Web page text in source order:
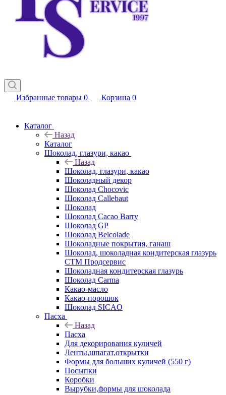
Избранные товары 0 Корзина 0
Каталог
Назад
Каталог
Шоколад, глазури, какао
Назад
Шоколад, глазури, какао
Шоколадный декор
Шоколад Chocovic
Шоколад Callebaut
Шоколад
Шоколад Cacao Barry
Шоколад GP
Шоколад Belcolade
Шоколадные покрытия, ганаш
Шоколад, шоколадная кондитерская глазурь
СТМ Продсервис
Шоколадная кондитерская глазурь
Шоколад Carma
Какао-масло
Какао-порошок
Шоколад SICAO
Пасха
Назад
Пасха
Для декорирования куличей
Ленты,шпагат,открытки
Формы для больших куличей (550 г)
Посыпки
Коробки
Вырубки,формы для шоколада